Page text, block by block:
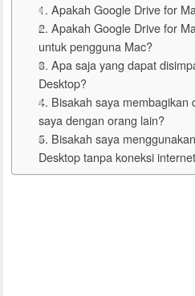
1. Apakah Google Drive for
2. Apakah Google Drive for
untuk pengguna Mac?
3. Apa saja yang dapat
Desktop?
4. Bisakah saya membagikan
saya dengan orang lain?
5. Bisakah saya
Desktop tanpa koneksi